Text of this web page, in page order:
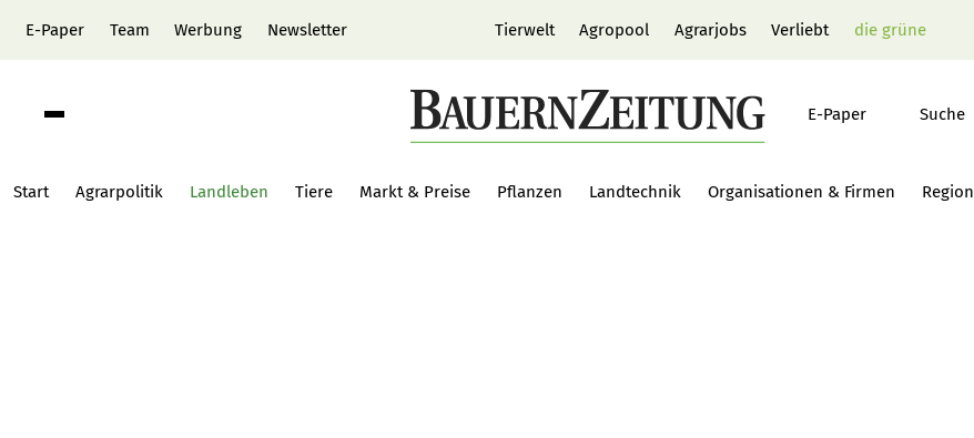
E-Paper Team Werbung Newsletter Tierwelt Agropool Agrarjobs Verliebt die grüne
E-Paper Suche
Start Agrarpolitik Landleben Tiere Markt & Preise Pflanzen Landtechnik Organisationen & Firmen Region